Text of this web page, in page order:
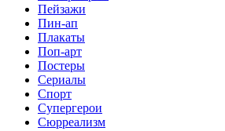
Пейзажи
Пин-ап
Плакаты
Поп-арт
Постеры
Сериалы
Спорт
Супергерои
Сюрреализм